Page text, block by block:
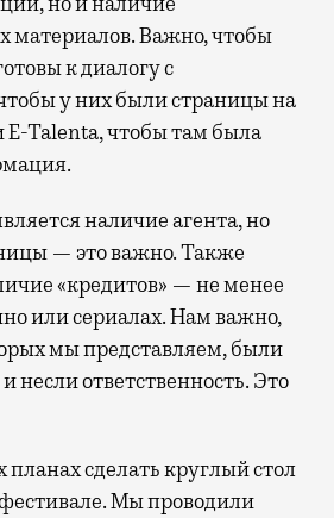
материалов. Важно, чтобы
к диалогу с
у них были страницы на
Talenta, чтобы там была
наличие агента, но
— это важно. Также
«кредитов» — не менее
или сериалах. Нам важно,
мы представляем, были
несли ответственность. Это
сделать круглый стол
Мы проводили